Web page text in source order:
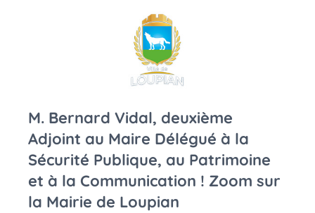
M. Bernard Vidal, deuxième
Adjoint au Maire Délégué à la
Sécurité Publique, au Patrimoine
et à la Communication ! Zoom sur
la Mairie de Loupian